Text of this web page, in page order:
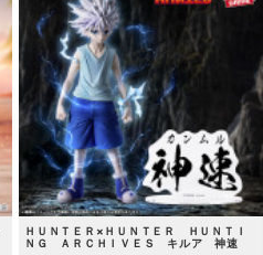
ＨＵＮＴＥＲ×ＨＵＮＴＥＲ ＨＵＮＴＩ
ＮＧ ＡＲＣＨＩＶＥＳ キルア 神速